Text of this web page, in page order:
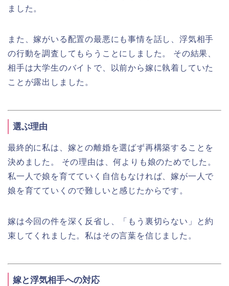
ました。
また、嫁がいる配置の最悪にも事情を話し、浮気相手
の行動を調査してもらうことにしました。 その結果、
相手は大学生のバイトで、以前から嫁に執着していた
ことが露出しました。
選ぶ理由
最終的に私は、嫁との離婚を選ばず再構築することを
決めました。 その理由は、何よりも娘のためでした。
私一人で娘を育てていく自信もなければ、嫁が一人で
娘を育てていくので難しいと感じたからです。
嫁は今回の件を深く反省し、「もう裏切らない」と約
束してくれました。私はその言葉を信じました。
嫁と浮気相手への対応